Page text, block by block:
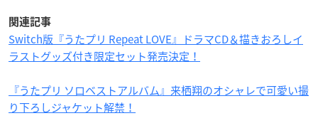
関連記事
Switch版『うたプリ Repeat LOVE』ドラマCD＆描きおろしイ
ラストグッズ付き限定セット発売決定！
『うたプリ ソロベストアルバム』来栖翔のオシャレで可愛い撮
り下ろしジャケット解禁！